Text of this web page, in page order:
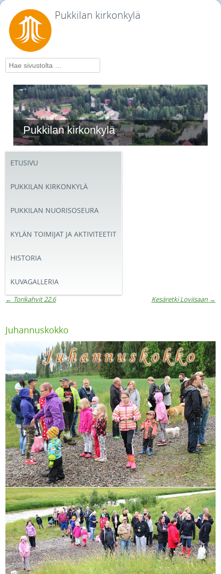
Pukkilan kirkonkylä
Hae
Pukkilan kirkonkylä
ETUSIVU
PUKKILAN KIRKONKYLÄ
PUKKILAN NUORISOSEURA
KYLÄN TOIMIJAT JA AKTIVITEETIT
HISTORIA
KUVAGALLERIA
← Torikahvit 22.6 Kesäretki Loviisaan →
Juhannuskokko